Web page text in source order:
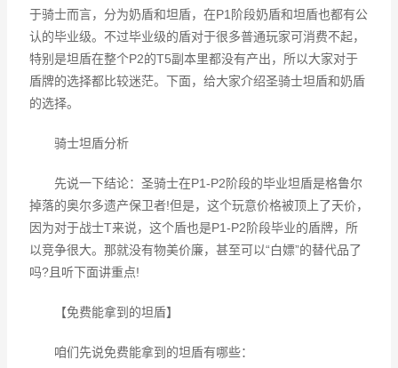
于骑士而言，分为奶盾和坦盾，在P1阶段奶盾和坦盾也都有公
认的毕业级。不过毕业级的盾对于很多普通玩家可消费不起，
特别是坦盾在整个P2的T5副本里都没有产出，所以大家对于
盾牌的选择都比较迷茫。下面，给大家介绍圣骑士坦盾和奶盾
的选择。
骑士坦盾分析
先说一下结论：圣骑士在P1-P2阶段的毕业坦盾是格鲁尔
掉落的奥尔多遗产保卫者!但是，这个玩意价格被顶上了天价，
因为对于战士T来说，这个盾也是P1-P2阶段毕业的盾牌，所
以竞争很大。那就没有物美价廉，甚至可以“白嫖”的替代品了
吗?且听下面讲重点!
【免费能拿到的坦盾】
咱们先说免费能拿到的坦盾有哪些：